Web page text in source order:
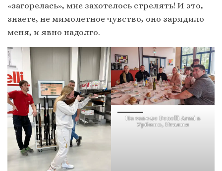
«загорелась», мне захотелось стрелять! И это,
знаете, не мимолетное чувство, оно зарядило
меня, и явно надолго.
На заводе Benelli Armi в
Урбино, Италия